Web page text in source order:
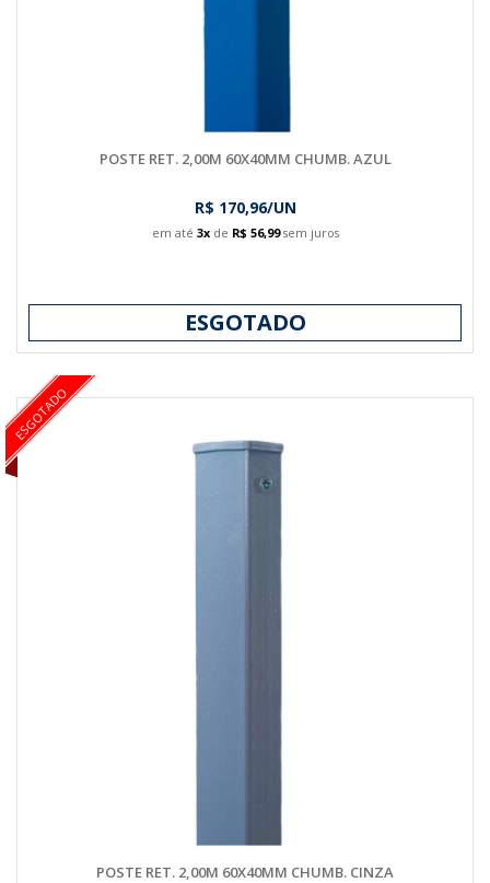
POSTE RET. 2,00M 60X40MM CHUMB. AZUL
R$ 170,96/UN
em até 3xde R$ 56,99sem juros
ESGOTADO
ESGOTADO
POSTE RET. 2,00M 60X40MM CHUMB. CINZA